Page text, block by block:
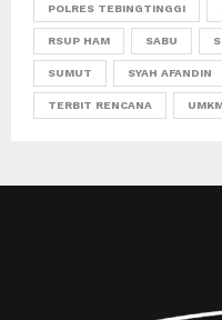
POLRES TEBINGTINGGI
RSUP HAM SABU
SUMUT SYAH AFANDIN
TERBIT RENCANA